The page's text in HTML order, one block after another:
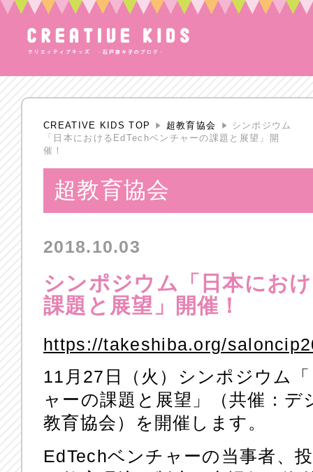
CREATIVE KIDS TOP 超教育協会
シンポジウム
「日本におけるEdTechベンチャーの課題と展望」開
催！
超教育協会
2018.10.03
シンポジウム「日本にお
課題と展望」開催！
https://takeshiba.org/
11月27日（火）シンポジウム
ャーの課題と展望」（共催：
教育協会）を開催します。
EdTechベンチャーの当事者、